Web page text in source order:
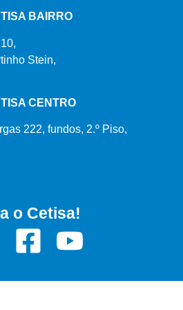
BAIRRO
Stein,
CENTRO
222, fundos, 2.º Piso,
o Cetisa!